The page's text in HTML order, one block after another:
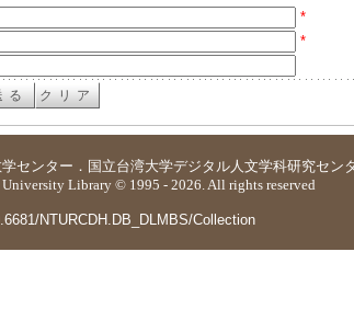
*
*
センター ． 国立台湾大学デジタル人文学科研究セン
Library © 1995 - 2026. All rights reserved
NTURCDH.DB_DLMBS/Collection